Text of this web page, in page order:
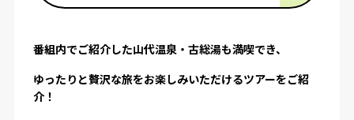
番組内でご紹介した山代温泉・古総湯も満喫でき、
ゆったりと贅沢な旅をお楽しみいただけるツアーをご紹
介！